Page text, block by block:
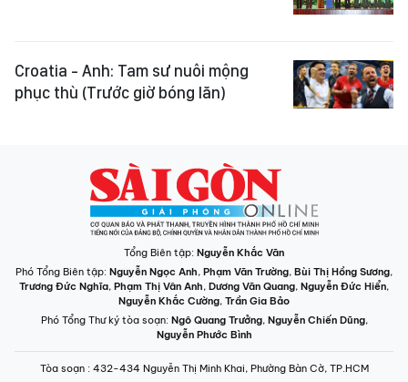
Croatia - Anh: Tam sư nuôi mộng
phục thù (Trước giờ bóng lăn)
Tổng Biên tập: Nguyễn Khắc Văn
Phó Tổng Biên tập: Nguyễn Ngọc Anh, Phạm Văn Trường, Bùi Thị Hồng Sương,
Trương Đức Nghĩa, Phạm Thị Vân Anh, Dương Văn Quang, Nguyễn Đức Hiển,
Nguyễn Khắc Cường, Trần Gia Bảo
Phó Tổng Thư ký tòa soạn: Ngô Quang Trưởng, Nguyễn Chiến Dũng,
Nguyễn Phước Bình
Tòa soạn : 432-434 Nguyễn Thị Minh Khai, Phường Bàn Cờ, TP.HCM